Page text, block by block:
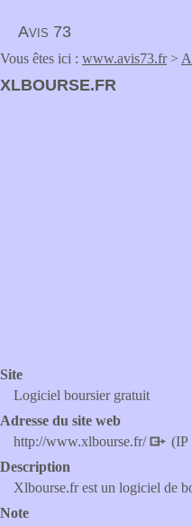
Avis 73
Vous êtes ici : www.avis73.fr>
XLBOURSE.FR
Site
Logiciel boursier gratuit
Adresse du site web
http://www.xlbourse.fr/
(IP
Description
Xlbourse.fr est un logiciel de
Note